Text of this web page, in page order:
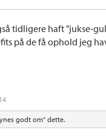
tidligere haft "jukse-
på de få ophold jeg
godt om" dette.